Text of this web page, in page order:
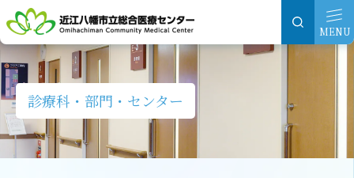
ロ
ー
バ
ル
ナ
ビ
文
へ
ー
カ
ル
ナ
ビ
ゲ
ッ
タ
ー
へ
MENU
診療科・部門・センター